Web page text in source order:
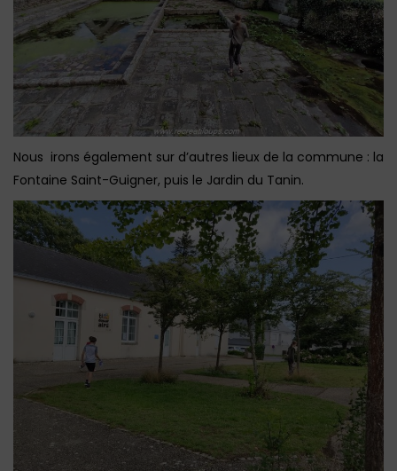
Nous irons également sur d’autres lieux de la commune : la
Fontaine Saint-Guigner, puis le Jardin du Tanin.